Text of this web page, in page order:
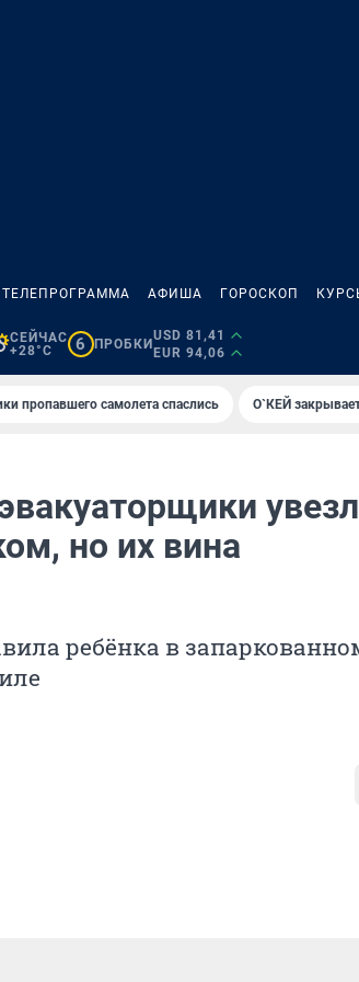
ТЕЛЕПРОГРАММА АФИША ГОРОСКОП
СЕЙЧАС
+28°C
6 ПРОБКИ
USD 81,41
EUR 94,06
пропавшего самолета спаслись О`КЕЙ
но их вина
ребёнка в